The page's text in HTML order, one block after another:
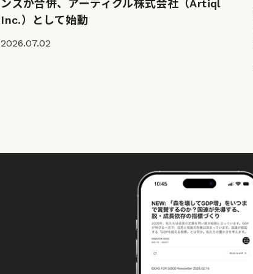
ンズが合併、アーティクル株式会社（Artiql
Inc.）として始動
2026.07.02